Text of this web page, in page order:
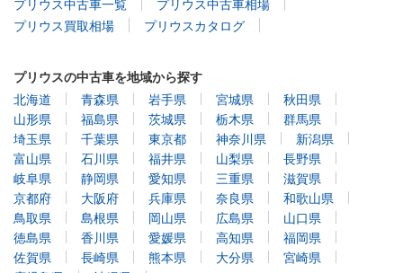
プリウス買取相場
プリウスカタログ
北海道
青森県 岩手県
山形県
福島県 茨城県 栃木県
群馬県
埼玉県
千葉県 東京都 神奈川県
新潟県
富山県
石川県 福井県 山梨県
長野県
岐阜県
静岡県 愛知県 三重県
滋賀県
京都府
大阪府 兵庫県 奈良県
和歌山県
鳥取県
島根県 岡山県 広島県
山口県
徳島県
香川県 愛媛県 高知県
福岡県
佐賀県
長崎県 熊本県 大分県
宮崎県
鹿児島県
沖縄県